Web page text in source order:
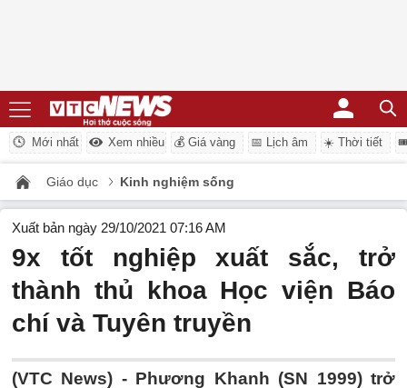
Mới nhất Xem nhiều 💰 Giá vàng 📅 Lịch âm ☀️ Thời tiết
Giáo dục Kinh nghiệm sống
Xuất bản ngày 29/10/2021 07:16 AM
9x tốt nghiệp xuất sắc, trở
thành thủ khoa Học viện Báo
chí và Tuyên truyền
(VTC News) - Phương Khanh (SN 1999) trở